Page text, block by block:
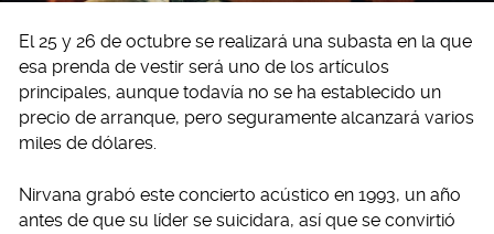
El 25 y 26 de octubre se realizará una subasta en la que
esa prenda de vestir será uno de los artículos
principales, aunque todavía no se ha establecido un
precio de arranque, pero seguramente alcanzará varios
miles de dólares.
Nirvana grabó este concierto acústico en 1993, un año
antes de que su líder se suicidara, así que se convirtió